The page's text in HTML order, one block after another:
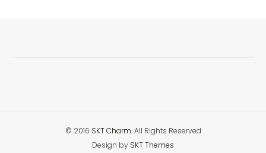
© 2016 SKT Charm. All Rights Reserved
Design by SKT Themes